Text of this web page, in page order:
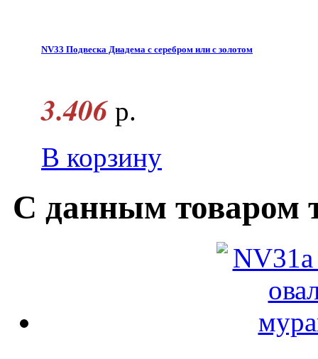
NV33 Подвеска Диадема с серебром или с золотом
3.406 р.
В корзину
С данным товаром